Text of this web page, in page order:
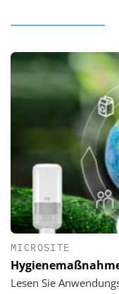
MICROSITE
Lesen Sie